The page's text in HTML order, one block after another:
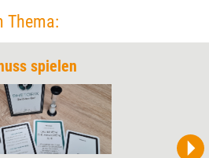
Thema:
spielen